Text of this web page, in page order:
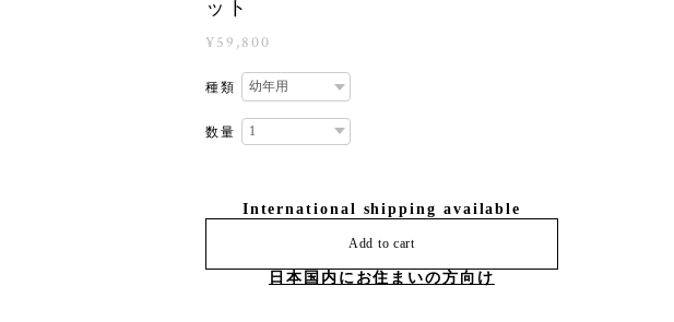
ット
¥59,800
種類
数量
International shipping available
Add to cart
日本国内にお住まいの方向け